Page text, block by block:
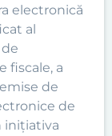
electronică
al
fiscale, a
de
de
inițiativa